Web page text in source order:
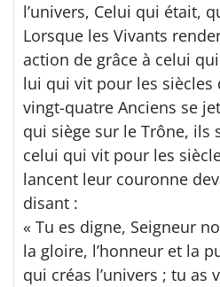
l’univers, Celui qui était,
Lorsque les Vivants
action de grâce à celui
lui qui vit pour les siècles
vingt-quatre Anciens se
qui siège sur le Trône, ils
celui qui vit pour les
lancent leur couronne
disant :
« Tu es digne, Seigneur
la gloire, l’honneur et la
qui créas l’univers ; tu as